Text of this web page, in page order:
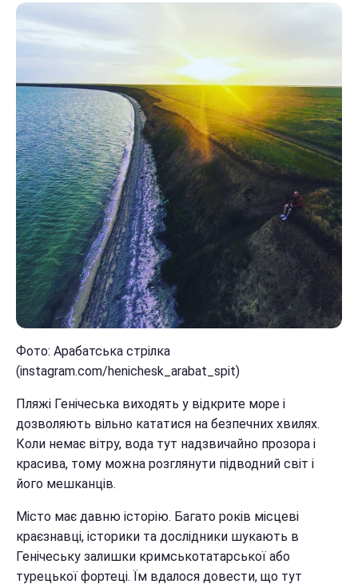
Фото: Арабатська стрілка
(instagram.com/henichesk_arabat_spit)
Пляжі Генічеська виходять у відкрите море і
дозволяють вільно кататися на безпечних хвилях.
Коли немає вітру, вода тут надзвичайно прозора і
красива, тому можна розглянути підводний світ і
його мешканців.
Місто має давню історію. Багато років місцеві
краєзнавці, історики та дослідники шукають в
Генічеську залишки кримськотатарської або
турецької фортеці. Їм вдалося довести, що тут